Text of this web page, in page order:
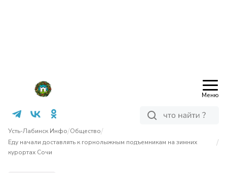
Меню
Усть-Лабинск Инфо/Общество/
Еду начали доставлять к горнолыжным подъемникам на зимних
курортах Сочи
/